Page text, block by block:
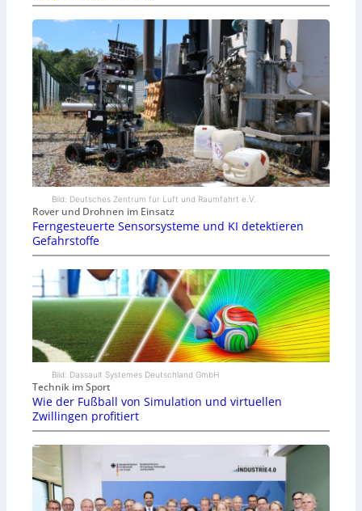
Bild: Deutsches Zentrum für Luft und Raumfahrt e.V.
Rover und Drohnen im Einsatz
Ferngesteuerte Sensorsysteme und KI detektieren
Gefahrstoffe
Bild: Dassault Systemes Deutschland GmbH
Technik im Sport
Wie der Fußball von Simulation und virtuellen
Zwillingen profitiert